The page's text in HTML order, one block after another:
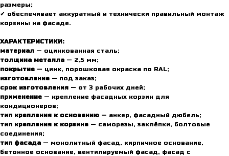
размеры;
✔ обеспечивает аккуратный и технически правильный монтаж
корзины на фасаде.
ХАРАКТЕРИСТИКИ:
материал — оцинкованная сталь;
толщина металла — 2,5 мм;
покрытие — цинк, порошковая окраска по RAL;
изготовление — под заказ;
срок изготовления — от 3 рабочих дней;
применение — крепление фасадных корзин для
кондиционеров;
тип крепления к основанию — анкер, фасадный дюбель;
тип крепления к корзине — саморезы, заклёпки, болтовые
соединения;
тип фасада — монолитный фасад, кирпичное основание,
бетонное основание, вентилируемый фасад, фасад с